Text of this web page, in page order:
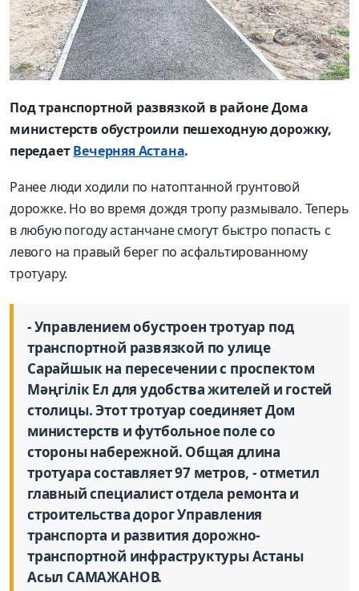
Под транспортной развязкой в районе Дома
министерств обустроили пешеходную дорожку,
передаетВечерняя Астана.
Ранее люди ходили по натоптанной грунтовой
дорожке. Но во время дождя тропу размывало. Теперь
в любую погоду астанчане смогут быстро попасть с
левого на правый берег по асфальтированному
тротуару.
- Управлением обустроен тротуар под
транспортной развязкой по улице
Сарайшык на пересечении с проспектом
Мәңгілік Ел для удобства жителей и гостей
столицы. Этот тротуар соединяет Дом
министерств и футбольное поле со
стороны набережной. Общая длина
тротуара составляет 97 метров, - отметил
главный специалист отдела ремонта и
строительства дорог Управления
транспорта и развития дорожно-
транспортной инфраструктуры Астаны
Асыл САМАЖАНОВ.